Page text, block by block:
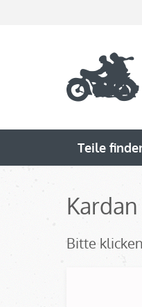
Teile
Bitte